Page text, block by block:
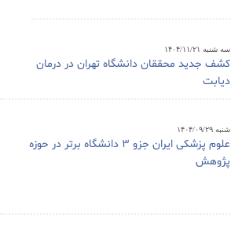
سه شنبه ۱۴۰۴/۱۱/۲۱
کشف جدید محققان دانشگاه تهران در درمان
دیابت
شنبه ۱۴۰۴/۰۹/۲۹
علوم پزشکی ایران جزو ۳ دانشگاه برتر در حوزه
پژوهش